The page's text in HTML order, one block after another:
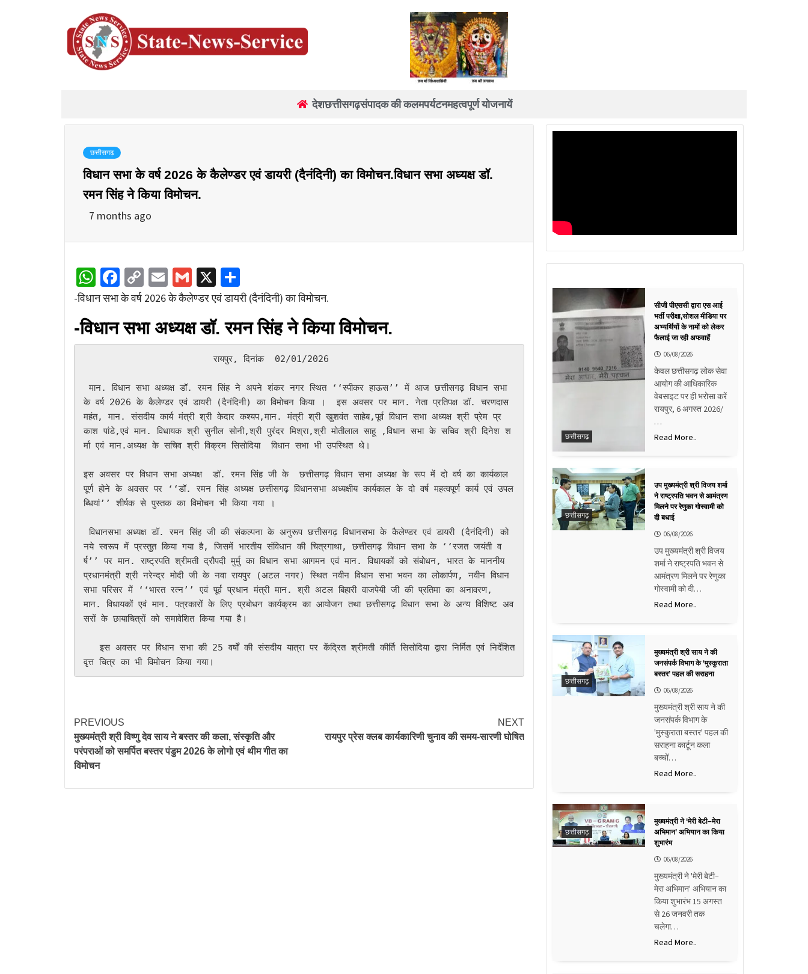
देशछत्तीसगढ़संपादक की कलमपर्यटनमहत्वपूर्ण योजनायें
छत्तीसगढ़
विधान सभा के वर्ष 2026 के कैलेण्डर एवं डायरी (दैनंदिनी) का विमोचन.विधान सभा अध्यक्ष डॉ.
रमन सिंह ने किया विमोचन.
7 months ago
WhatsApp
Facebook
Copy
Link
EmailGmail
X
-विधान सभा के वर्ष 2026 के कैलेण्डर एवं डायरी (दैनंदिनी) का विमोचन.
-विधान सभा अध्यक्ष डॉ. रमन सिंह ने किया विमोचन.
                        रायपुर, दिनांक  02/01/2026
मान. विधान सभा अध्यक्ष डॉ. रमन सिंह ने अपने शंकर नगर स्थित ‘‘स्पीकर हाऊस’’ में आज छत्तीसगढ़ विधान सभा
के वर्ष 2026 के कैलेण्डर एवं डायरी (दैनंदिनी) का विमोचन किया ।  इस अवसर पर मान. नेता प्रतिपक्ष डॉ. चरणदास
महंत, मान. संसदीय कार्य मंत्री श्री केदार कश्यप,मान. मंत्री श्री खुशवंत साहेब,पूर्व विधान सभा अध्यक्ष श्री प्रेम प्र
काश पांडे,एवं मान. विधायक श्री सुनील सोनी,श्री पुरंदर मिश्रा,श्री मोतीलाल साहू ,विधान सभा के सचिव श्री दिनेश श
र्मा एवं मान.अध्यक्ष के सचिव श्री विक्रम सिसोदिया  विधान सभा भी उपस्थित थे।
इस अवसर पर विधान सभा अध्यक्ष  डॉ. रमन सिंह जी के  छत्तीसगढ़ विधान सभा अध्यक्ष के रूप में दो वर्ष का कार्यकाल
पूर्ण होने के अवसर पर ‘‘डॉ. रमन सिंह अध्यक्ष छत्तीसगढ़ विधानसभा अध्यक्षीय कार्यकाल के दो वर्ष महत्वपूर्ण कार्य एवं उपल
ब्धियां’’ शीर्षक से पुस्तक का विमोचन भी किया गया ।
विधानसभा अध्यक्ष डॉ. रमन सिंह जी की संकल्पना के अनुरूप छत्तीसगढ़ विधानसभा के कैलेण्डर एवं डायरी (दैनंदिनी) को
नये स्वरूप में प्रस्तुत किया गया है, जिसमें भारतीय संविधान की चित्रगाथा, छत्तीसगढ़ विधान सभा के ‘‘रजत जयंती व
र्ष’’ पर मान. राष्ट्रपति श्रीमती द्रौपदी मुर्मु का विधान सभा आगमन एवं मान. विधायकों को संबोधन, भारत के माननीय
प्रधानमंत्री श्री नरेन्द्र मोदी जी के नवा रायपुर (अटल नगर) स्थित नवीन विधान सभा भवन का लोकार्पण, नवीन विधान
सभा परिसर में ‘‘भारत रत्न’’ एवं पूर्व प्रधान मंत्री मान. श्री अटल बिहारी वाजपेयी जी की प्रतिमा का अनावरण,
मान. विधायकों एवं मान. पत्रकारों के लिए प्रबोधन कार्यक्रम का आयोजन तथा छत्तीसगढ़ विधान सभा के अन्य विशिष्ट अव
सरों के छायाचित्रों को समावेशित किया गया है।
   इस अवसर पर विधान सभा की 25 वर्षों की संसदीय यात्रा पर केंद्रित श्रीमती कीर्ति सिसोदिया द्वारा निर्मित एवं निर्देशित
PREVIOUS
मुख्यमंत्री श्री विष्णु देव साय ने बस्तर की कला, संस्कृति और
परंपराओं को समर्पित बस्तर पंडुम 2026 के लोगो एवं थीम गीत का
विमोचन
NEXT
रायपुर प्रेस क्लब कार्यकारिणी चुनाव की समय-सारणी घोषित
छत्तीसगढ़
सीजी पीएससी द्वारा एस आई
भर्ती परीक्षा,सोशल मीडिया पर
अभ्यर्थियों के नामों को लेकर
फैलाई जा रही अफवाहें
06/08/2026
केवल छत्तीसगढ़ लोक सेवा
आयोग की आधिकारिक
वेबसाइट पर ही भरोसा करें
रायपुर, 6 अगस्त 2026/
…
Read More..
छत्तीसगढ़
उप मुख्यमंत्री श्री विजय शर्मा
ने राष्ट्रपति भवन से आमंत्रण
मिलने पर रेणुका गोस्वामी को
दी बधाई
06/08/2026
उप मुख्यमंत्री श्री विजय
शर्मा ने राष्ट्रपति भवन से
आमंत्रण मिलने पर रेणुका
गोस्वामी को दी…
Read More..
छत्तीसगढ़
मुख्यमंत्री श्री साय ने की
जनसंपर्क विभाग के ‘मुस्कुराता
बस्तर’ पहल की सराहना
06/08/2026
मुख्यमंत्री श्री साय ने की
जनसंपर्क विभाग के
'मुस्कुराता बस्तर' पहल की
सराहना कार्टून कला
बच्चों…
Read More..
छत्तीसगढ़
मुख्यमंत्री ने ‘मेरी बेटी–मेरा
अभिमान’ अभियान का किया
शुभारंभ
06/08/2026
मुख्यमंत्री ने 'मेरी बेटी–
मेरा अभिमान' अभियान का
किया शुभारंभ 15 अगस्त
से 26 जनवरी तक
चलेगा…
Read More..